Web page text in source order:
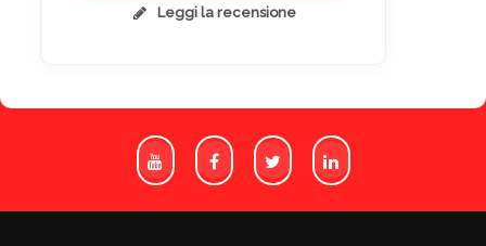
Leggi la recensione